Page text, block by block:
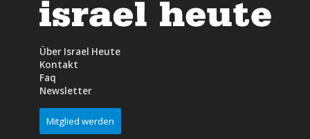
Über Israel Heute
Kontakt
Faq
Newsletter
Mitglied werden